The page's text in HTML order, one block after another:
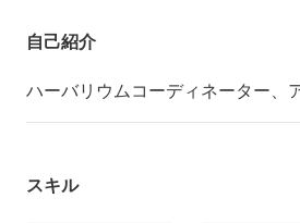
自己紹介
ハーバリウムコーディネーター、
スキル